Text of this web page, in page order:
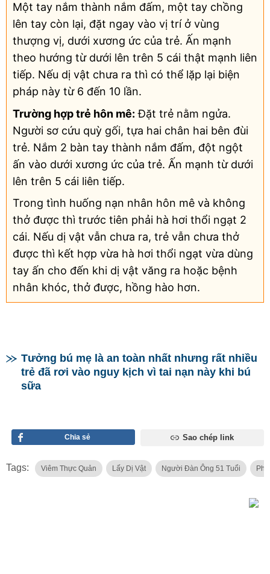
Một tay nắm thành nắm đấm, một tay chồng
lên tay còn lại, đặt ngay vào vị trí ở vùng
thượng vị, dưới xương ức của trẻ. Ấn mạnh
theo hướng từ dưới lên trên 5 cái thật mạnh liên
tiếp. Nếu dị vật chưa ra thì có thể lặp lại biện
pháp này từ 6 đến 10 lần.
Trường hợp trẻ hôn mê: Đặt trẻ nằm ngửa.
Người sơ cứu quỳ gối, tựa hai chân hai bên đùi
trẻ. Nắm 2 bàn tay thành nắm đấm, đột ngột
ấn vào dưới xương ức của trẻ. Ấn mạnh từ dưới
lên trên 5 cái liên tiếp.
Trong tình huống nạn nhân hôn mê và không
thở được thì trước tiên phải hà hơi thổi ngạt 2
cái. Nếu dị vật vẫn chưa ra, trẻ vẫn chưa thở
được thì kết hợp vừa hà hơi thổi ngạt vừa dùng
tay ấn cho đến khi dị vật văng ra hoặc bệnh
nhân khóc, thở được, hồng hào hơn.
Tưởng bú mẹ là an toàn nhất nhưng rất nhiều
trẻ đã rơi vào nguy kịch vì tai nạn này khi bú
sữa
Chia sẻ Sao chép link
Tags: Viêm Thực Quản Lấy Dị Vật Người Đàn Ông 51 Tuổi